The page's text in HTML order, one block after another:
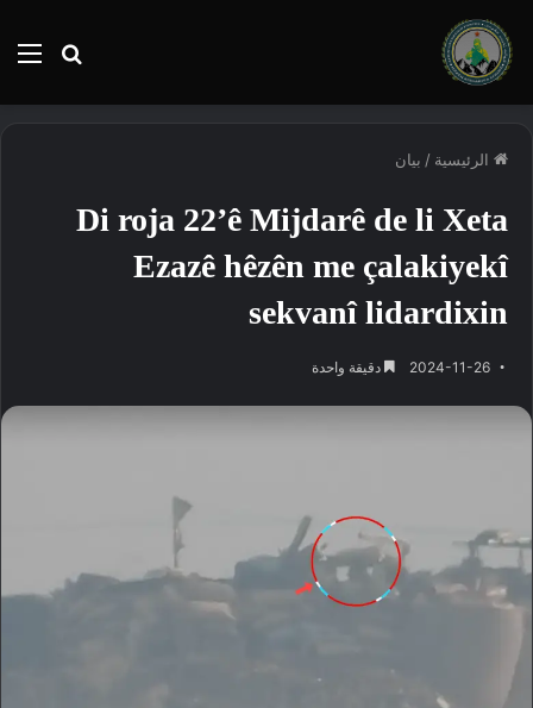
بحث
الرئيسية / بيان
Di roja 22’ê Mijdarê de li Xeta
Ezazê hêzên me çalakiyekî
sekvanî lidardixin
2024-11-26 دقيقة واحدة